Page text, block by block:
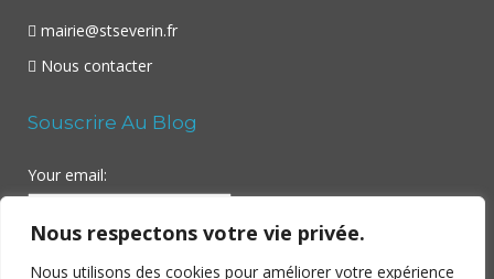
Nous respectons votre vie privée.
Nous utilisons des cookies pour améliorer votre expérience
mairie@stseverin.fr
Nous contacter
Souscrire Au Blog
Your email: